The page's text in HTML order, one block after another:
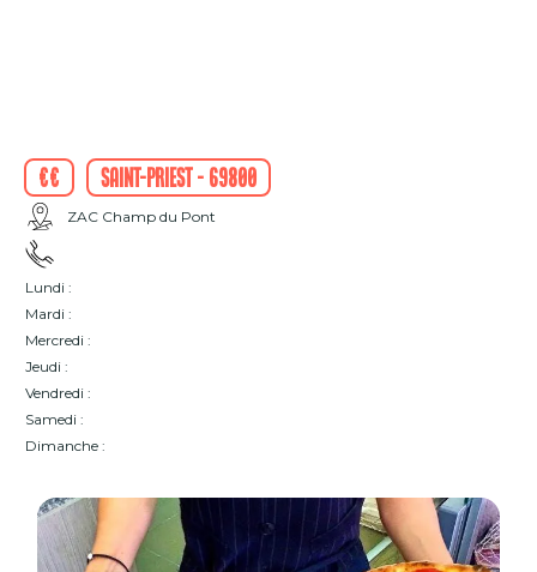
€€ Saint-Priest - 69800
ZAC Champ du Pont
Lundi :
Mardi :
Mercredi :
Jeudi :
Vendredi :
Samedi :
Dimanche :